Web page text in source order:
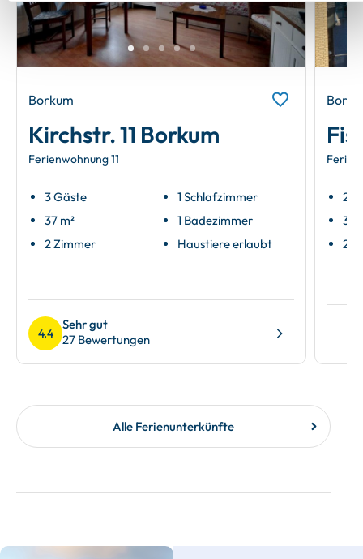
Borkum
Kirchstr. 11 Borkum
Ferienwohnung 11
3 Gäste
37 m²
2 Zimmer
1 Schlafzimmer
1 Badezimmer
Haustiere erlaubt
4.4
Sehr gut
27 Bewertungen
2
35
2
Alle Ferienunterkünfte